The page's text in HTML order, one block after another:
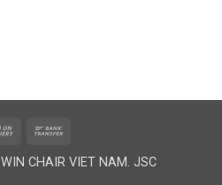
Cash
Delivery
WIN CHAIR VIET NAM. JSC